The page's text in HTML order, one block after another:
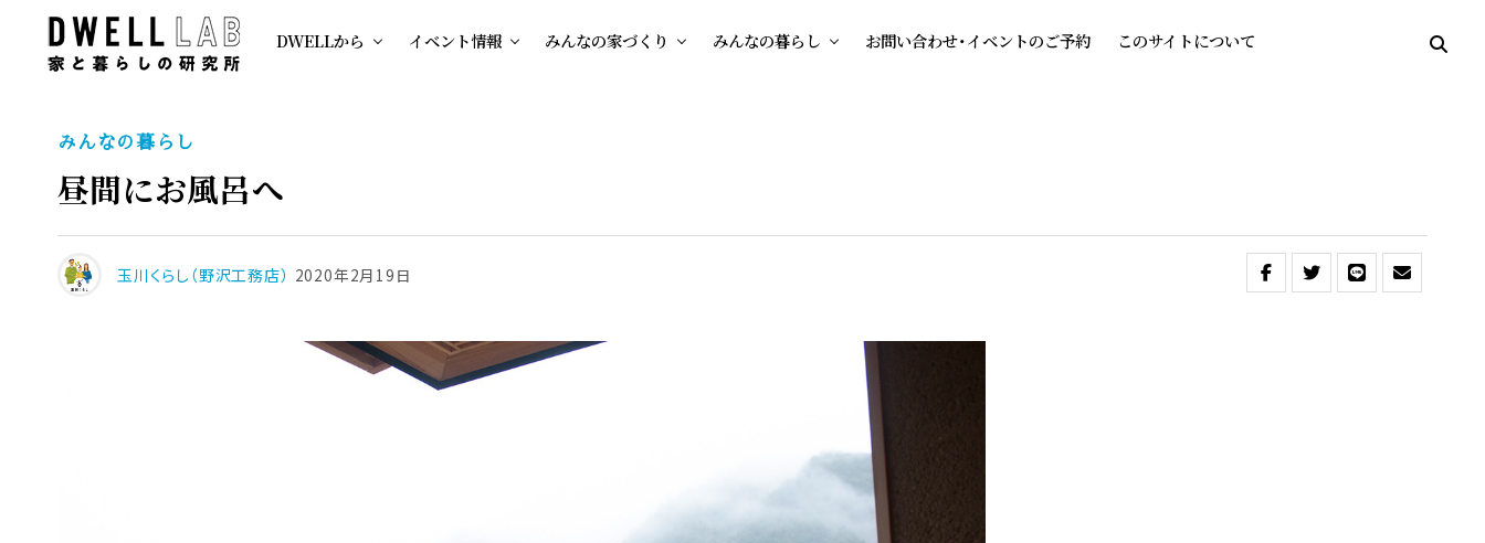
DWELLから イベント情報 みんなの家づくり みんなの暮らし お問い合わせ・イベントのご予約 このサイトについて
みんなの暮らし
昼間にお風呂へ
玉川くらし（野沢工務店） 2020年2月19日